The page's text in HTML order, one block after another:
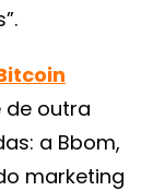
de outra
a Bbom,
marketing